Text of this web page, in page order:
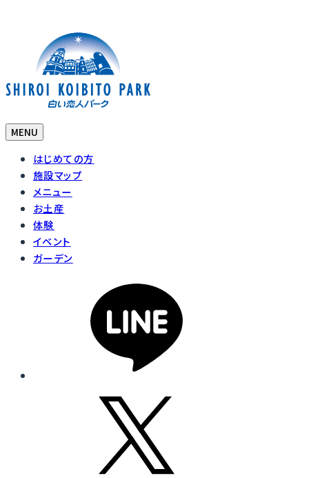
MENU
はじめての方
施設マップ
メニュー
お土産
体験
イベント
ガーデン